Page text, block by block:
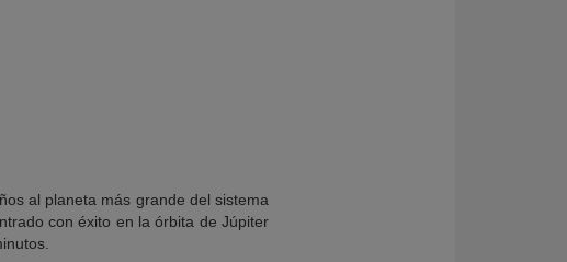
al planeta más grande del sistema
con éxito en la órbita de Júpiter